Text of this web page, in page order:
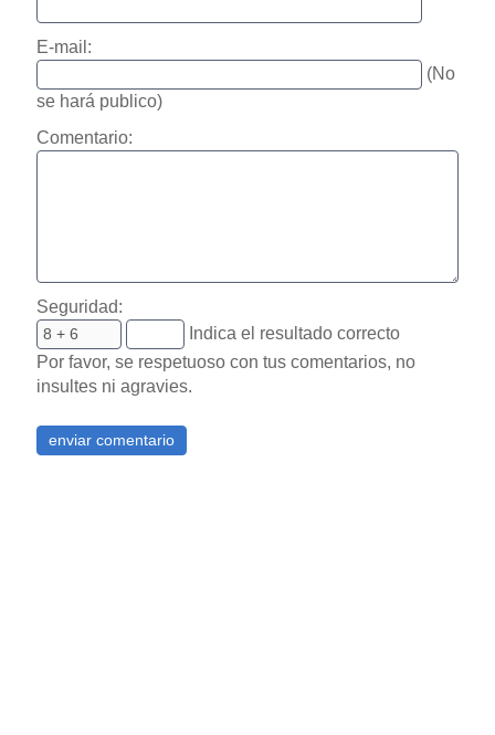
E-mail:
(No
se hará publico)
Comentario:
Seguridad:
Indica el resultado correcto
Por favor, se respetuoso con tus comentarios, no
insultes ni agravies.